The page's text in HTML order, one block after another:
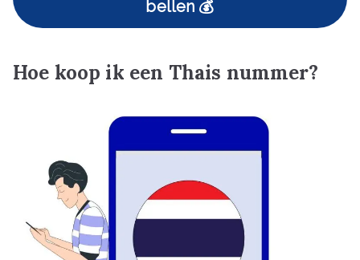
bellen 💰
Hoe koop ik een Thais nummer?